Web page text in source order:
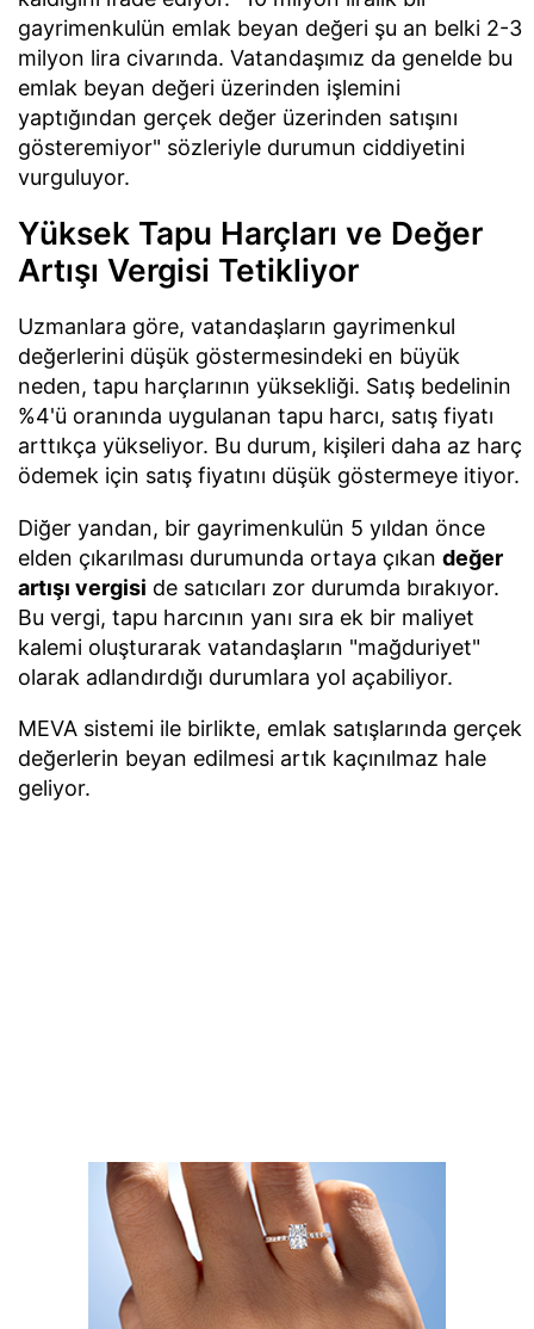
gayrimenkulün emlak beyan değeri şu an belki 2-3
milyon lira civarında. Vatandaşımız da genelde bu
emlak beyan değeri üzerinden işlemini
yaptığından gerçek değer üzerinden satışını
gösteremiyor" sözleriyle durumun ciddiyetini
vurguluyor.
Yüksek Tapu Harçları ve Değer
Artışı Vergisi Tetikliyor
Uzmanlara göre, vatandaşların gayrimenkul
değerlerini düşük göstermesindeki en büyük
neden, tapu harçlarının yüksekliği. Satış bedelinin
%4'ü oranında uygulanan tapu harcı, satış fiyatı
arttıkça yükseliyor. Bu durum, kişileri daha az harç
ödemek için satış fiyatını düşük göstermeye itiyor.
Diğer yandan, bir gayrimenkulün 5 yıldan önce
elden çıkarılması durumunda ortaya çıkan değer
artışı vergisi de satıcıları zor durumda bırakıyor.
Bu vergi, tapu harcının yanı sıra ek bir maliyet
kalemi oluşturarak vatandaşların "mağduriyet"
olarak adlandırdığı durumlara yol açabiliyor.
MEVA sistemi ile birlikte, emlak satışlarında gerçek
değerlerin beyan edilmesi artık kaçınılmaz hale
geliyor.